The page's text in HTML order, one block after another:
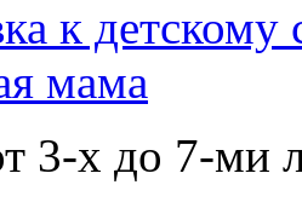
к детскому
мама
3-х до 7-ми